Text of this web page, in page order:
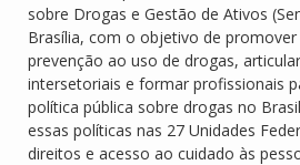
sobre Drogas e Gestão de Ativos
Brasília, com o objetivo de
prevenção ao uso de drogas,
intersetoriais e formar profissionais
política pública sobre drogas no
essas políticas nas 27 Unidades
direitos e acesso ao cuidado às